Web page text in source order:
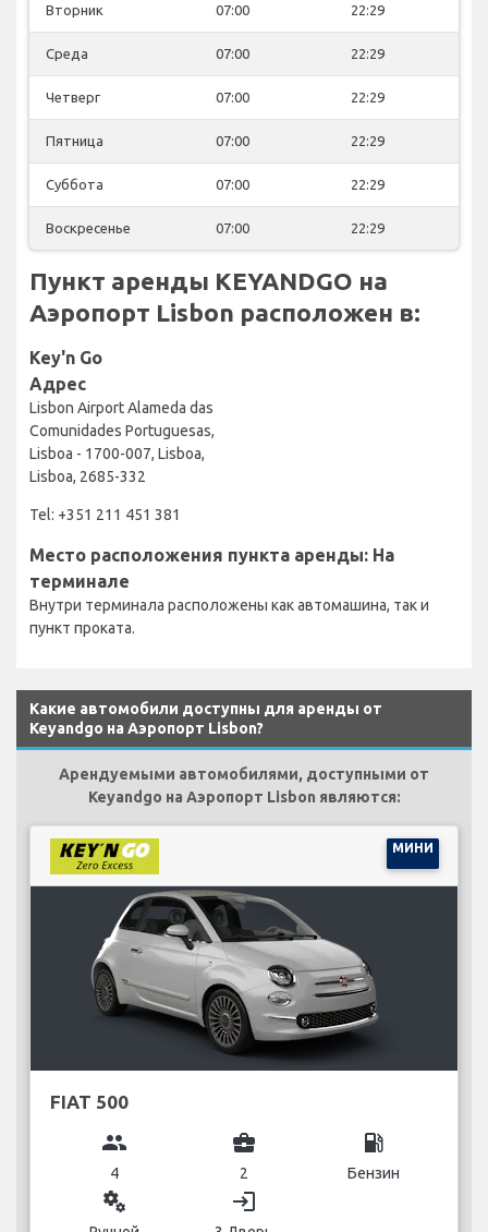
Вторник 07:00 22:29
Среда 07:00 22:29
Четверг 07:00 22:29
Пятница 07:00 22:29
Суббота 07:00 22:29
Воскресенье 07:00 22:29
Пункт аренды KEYANDGO на
Аэропорт Lisbon расположен в:
Key'n Go
Адрес
Lisbon Airport Alameda das
Comunidades Portuguesas,
Lisboa - 1700-007, Lisboa,
Lisboa, 2685-332
Tel: +351 211 451 381
Место расположения пункта аренды: На
терминале
Внутри терминала расположены как автомашина, так и
пункт проката.
Какие автомобили доступны для аренды от
Keyandgo на Аэропорт Lisbon?
Арендуемыми автомобилями, доступными от
Keyandgo на Аэропорт Lisbon являются:
МИНИ
FIAT 500
group
4
business_center
2
local_gas_station
Бензин
miscellaneous_services login